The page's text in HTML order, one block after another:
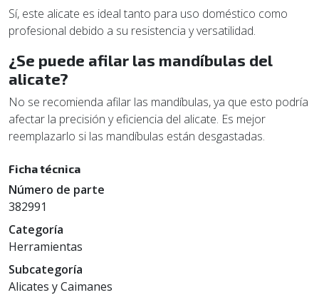
Sí, este alicate es ideal tanto para uso doméstico como
profesional debido a su resistencia y versatilidad.
¿Se puede afilar las mandíbulas del
alicate?
No se recomienda afilar las mandíbulas, ya que esto podría
afectar la precisión y eficiencia del alicate. Es mejor
reemplazarlo si las mandíbulas están desgastadas.
Ficha técnica
Número de parte
382991
Categoría
Herramientas
Subcategoría
Alicates y Caimanes